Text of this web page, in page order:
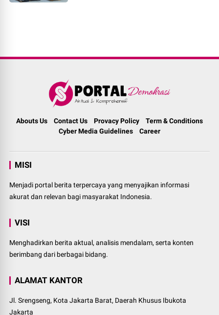
Abouts Us Contact Us Provacy Policy
Term & Conditions
Cyber Media Guidelines
Career
MISI
Menjadi portal berita terpercaya yang menyajikan informasi
akurat dan relevan bagi masyarakat Indonesia.
VISI
Menghadirkan berita aktual, analisis mendalam, serta konten
berimbang dari berbagai bidang.
ALAMAT KANTOR
Jl. Srengseng, Kota Jakarta Barat, Daerah Khusus Ibukota
Jakarta